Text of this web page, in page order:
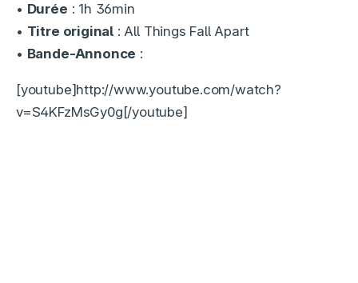
• Durée : 1h 36min
• Titre original : All Things Fall Apart
• Bande-Annonce :
[youtube]http://www.youtube.com/watch?
v=S4KFzMsGy0g[/youtube]